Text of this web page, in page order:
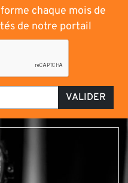
chaque mois de
de notre portail
VALIDER